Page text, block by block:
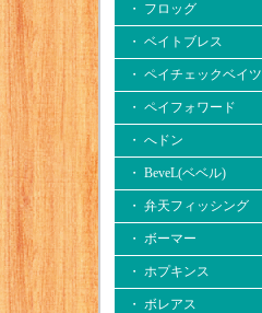
・ フロッグ
・ ベイトブレス
・ ペイチェックベイツ
・ ペイフォワード
・ へドン
・ BeveL(ベベル)
・ 弁天フィッシング
・ ボーマー
・ ホプキンス
・ ボレアス